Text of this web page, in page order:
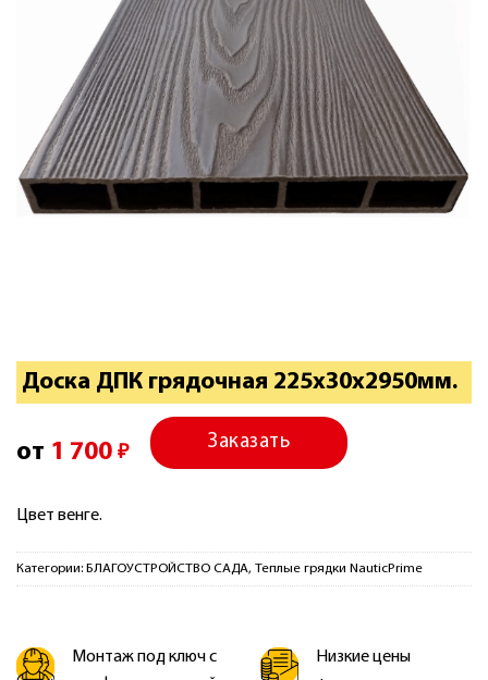
Доска ДПК грядочная 225х30х2950мм.
от 1 700 ₽
Заказать
Цвет венге.
Категории: БЛАГОУСТРОЙСТВО САДА, Теплые грядки NauticPrime
Монтаж под ключ с
Низкие цены